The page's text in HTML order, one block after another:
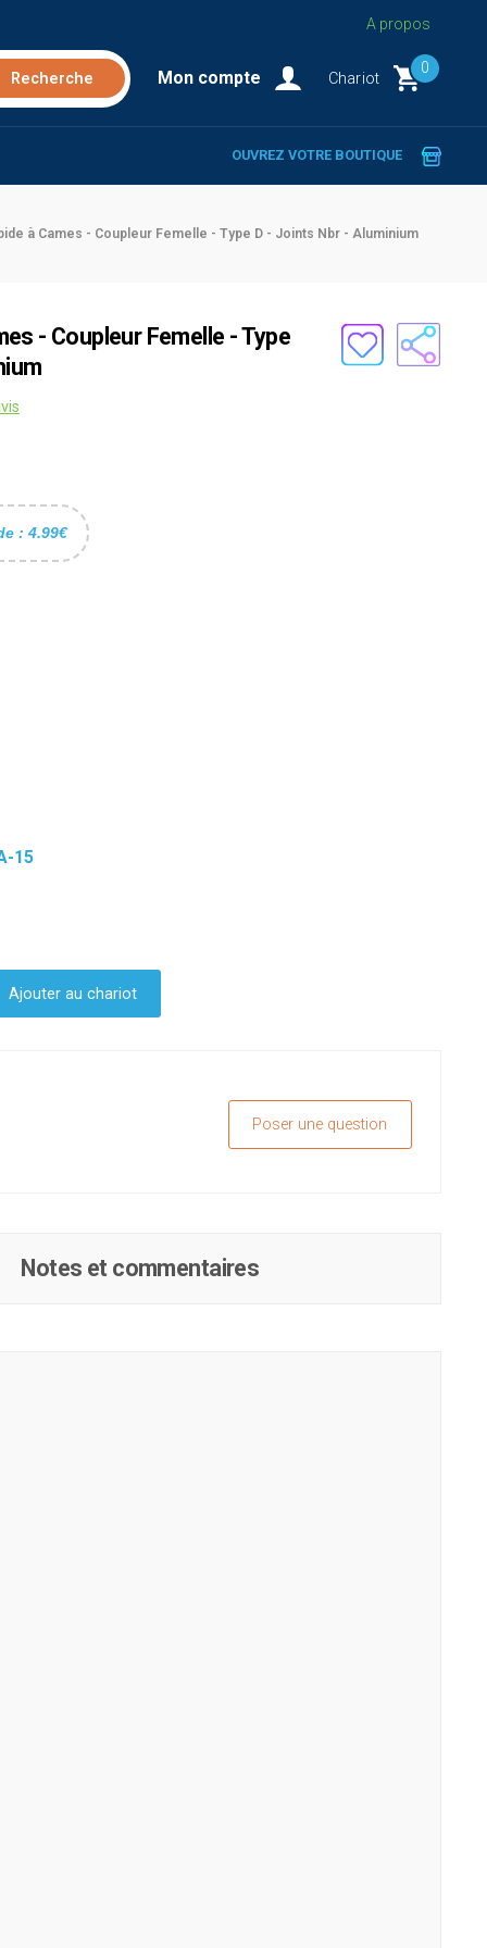
A propos
Mon compte Chariot
0
OUVREZ VOTRE BOUTIQUE
à Cames - Coupleur Femelle - Type D - Joints Nbr - Aluminium
- Coupleur Femelle - Type
: 4.99€
15
Ajouter au chariot
Poser une question
Notes et commentaires